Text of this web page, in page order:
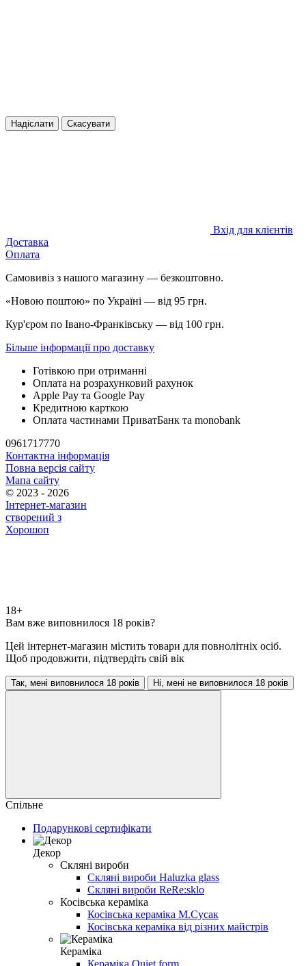
Надіслати Скасувати
Вхід для клієнтів
Доставка
Оплата
Самовивіз з нашого магазину — безкоштовно.
«Новою поштою» по Україні — від 95 грн.
Кур'єром по Івано-Франківську — від 100 грн.
Більше інформації про доставку
Готівкою при отриманні
Оплата на розрахунковий рахунок
Apple Pay та Google Pay
Кредитною карткою
Оплата частинами ПриватБанк та monobank
0961717770
Контактна інформація
Повна версія сайту
Мапа сайту
© 2023 - 2026
Інтернет-магазин
створений з
Хорошоп
18+
Вам вже виповнилося 18 років?
Цей інтернет-магазин містить товари для повнолітніх осіб.
Щоб продовжити, підтвердіть свій вік
Так, мені виповнилося 18 років Ні, мені не виповнилося 18 років
Спільне
Подарункові сертифікати
Декор
Скляні вироби
Скляні вироби Haluzka glass
Скляні вироби ReRe:sklo
Косівська кераміка
Косівська кераміка М.Сусак
Косівська кераміка від різних майстрів
Кераміка
Кераміка Quiet form